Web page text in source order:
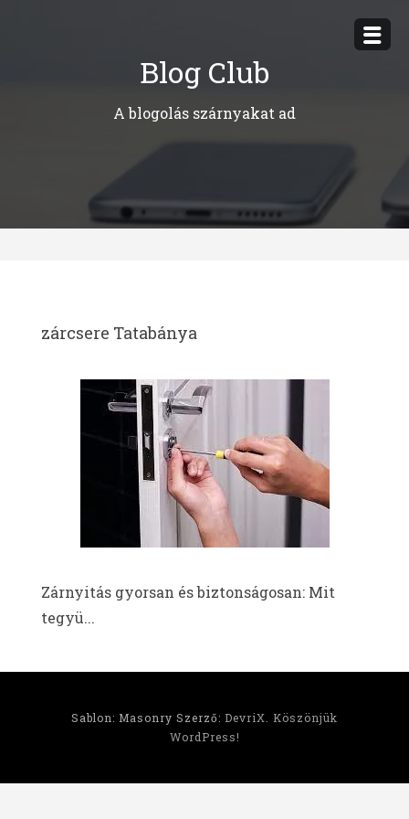
Blog Club
A blogolás szárnyakat ad
zárcsere Tatabánya
Zárnyitás gyorsan és biztonságosan: Mit
tegyü...
Sablon: Masonry Szerző: DevriX
Köszönjük
WordPress!